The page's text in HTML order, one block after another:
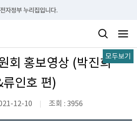
자정부 누리집입니다.
모두보기
회 홍보영상 (박진희
류인호 편)
12-10 조회 : 3956